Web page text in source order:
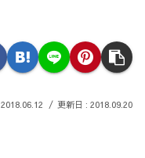
2018.06.12 2018.09.20